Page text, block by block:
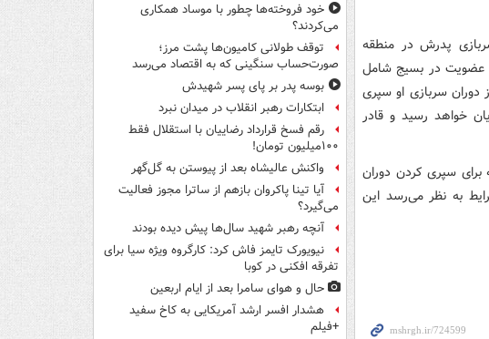
پدرش در منطقه
دلیل عضویت در بسیج شامل
سربازی او سپری
سربازی‌اش به پایان خواهد رسید و قادر
برای سپری کردن دوران
به نظر می‌رسد این
خود فروخته‌ها چطور با موساد همکاری
می‌کردند؟
توقف طولانی کامیون‌ها پشت مرز؛
صورت‌حساب سنگینی که به اقتصاد می‌رسد
بوسه‌ پدر بر پای پسر شهیدش
ابتکارات رهبر انقلاب در میدان نبرد
رقم فسخ قرارداد رضاییان با استقلال فقط
۱۰۰میلیون تومان!
واکنش عالیشاه بعد از پیوستن به گل‌گهر
آیا تینا پاکروان بازهم از ساترا مجوز فعالیت
می‌گیرد؟
آنچه رهبر شهید سال‌ها پیش دیده بودند
نیویورک تایمز فاش کرد: کارگروه ویژه سیا برای
تفرقه افکنی در کوبا
حال و هوای سامرا بعد از ایام اربعین
هشدار افسر ارشد آمریکایی به کاخ سفید
+فیلم